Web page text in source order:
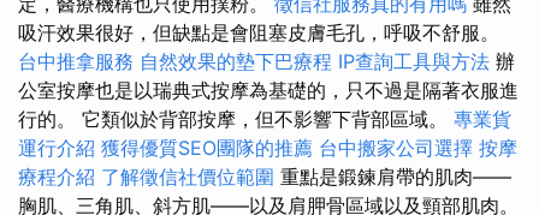
吸汗效果很好，但缺點是會阻塞皮膚毛孔，呼吸不舒服。
台中推拿服務 自然效果的墊下巴療程 IP查詢工具與方法 辦
公室按摩也是以瑞典式按摩為基礎的，只不過是隔著衣服進
行的。 它類似於背部按摩，但不影響下背部區域。 專業貨
運行介紹 獲得優質SEO團隊的推薦 台中搬家公司選擇 按摩
療程介紹 了解徵信社價位範圍 重點是鍛鍊肩帶的肌肉——
胸肌、三角肌、斜方肌——以及肩胛骨區域以及頸部肌肉。